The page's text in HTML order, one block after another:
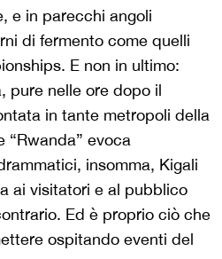
e in parecchi angoli
di fermento come quelli
E non in ultimo:
pure nelle ore dopo il
in tante metropoli della
“Rwanda” evoca
insomma, Kigali
ai visitatori e al pubblico
Ed è proprio ciò che
ospitando eventi del